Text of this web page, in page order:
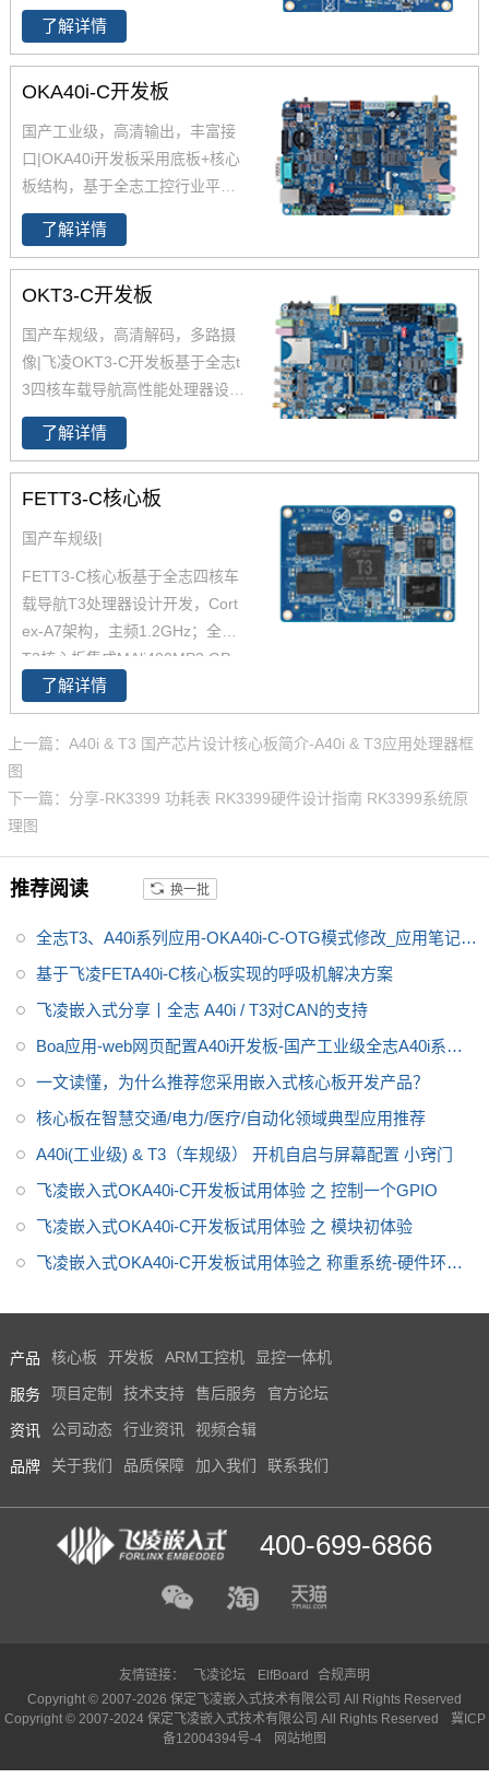
低功耗的4核ARM Cortex-A7架
构,工作温度-40-85℃,是一款高性
能低功耗超高性能CPU主芯片。
飞凌嵌入式深度研究全志A40i芯
A40i工控板、 A40i开发板。
了解详情
OKA40i-C开发板
国产工业级，高清输出，丰富接
口|OKA40i开发板采用底板+核心
板结构，基于全志工控行业平台
级处理器四核Cortex-A7 A40i设
计，主频1.2GHz，集成MAli400
MP2 GPU，内存1GB/2GB DDR
3L，存储8GB eMMC。
-C开发板是飞凌推出的一款中国
芯，全国产级工业级开发板，适
适用于基于视觉交互的工业
了解详情
OKT3-C开发板
国产车规级，高清解码，多路摄
像|飞凌OKT3-C开发板基于全志t
3四核车载导航高性能处理器设计
开发，飞凌全志T3开发板具有5
大亮点，车规芯片，10年+超长
生命周期；全志T3开发板工规温
度范围，工业级稳定性能；飞凌
高清加持。飞凌为降低客户的二
次开发提供全志T3芯片资料，提
供原理图，提供 SDK资料 ，提供
了解详情
FETT3-C核心板
国产车规级|
FETT3-C核心板基于全志四核车
载导航T3处理器设计开发，Cort
ex-A7架构，主频1.2GHz；全志
T3核心板集成MAli400MP2 GP
U，内存1GB DDR3L，存储8GB
eMMC；全志T3核心板整板工业
级运行温宽，支持绝大部分当前
流行的视频及图片格式解码；全
志T3核心板具有稳定可靠的工业
级产品性能、低功耗、以及丰富
板搭载Linux操作系统；全志T3
核心板适用于车载电子、电力行
业、医疗电子、工业控制、物联
了解详情
上一篇：A40i & T3 国产芯片设计核心板简介-A40i & T3应用处理器框
图
下一篇：分享-RK3399 功耗表 RK3399硬件设计指南 RK3399系统原
理图
推荐阅读 换一批
全志T3、A40i系列应用-OKA40i-C-OTG模式修改_应用笔记_
V1.0
基于飞凌FETA40i-C核心板实现的呼吸机解决方案
飞凌嵌入式分享丨全志 A40i / T3对CAN的支持
Boa应用-web网页配置A40i开发板-国产工业级全志A40i系列
干货分享
一文读懂，为什么推荐您采用嵌入式核心板开发产品？
核心板在智慧交通/电力/医疗/自动化领域典型应用推荐
A40i(工业级) & T3（车规级） 开机自启与屏幕配置 小窍门
飞凌嵌入式OKA40i-C开发板试用体验 之 控制一个GPIO
飞凌嵌入式OKA40i-C开发板试用体验 之 模块初体验
飞凌嵌入式OKA40i-C开发板试用体验之 称重系统-硬件环境
产品 核心板 开发板 ARM工控机 显控一体机
服务 项目定制 技术支持 售后服务 官方论坛
资讯 公司动态 行业资讯 视频合辑
品牌 关于我们 品质保障 加入我们 联系我们
400-699-6866
友情链接： 飞凌论坛 ElfBoard
合规声明
Copyright © 2007-2026 保定飞凌嵌入式技术有限公司 All Rights Reserved
Copyright © 2007-2024 保定飞凌嵌入式技术有限公司 All Rights Reserved
冀ICP
备12004394号-4
网站地图